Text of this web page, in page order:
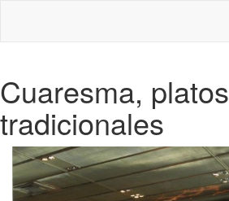
Cuaresma, platos
tradicionales